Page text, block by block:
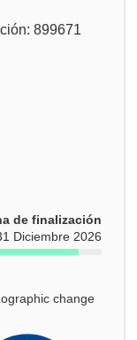
899671
de finalización
Diciembre 2026
change